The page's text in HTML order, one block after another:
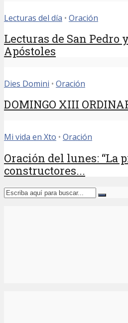
Lecturas del día • Oración
Lecturas de San Pedro
Apóstoles
Dies Domini • Oración
DOMINGO XIII
Mi vida en Xto • Oración
Oración del lunes: “La
constructores...